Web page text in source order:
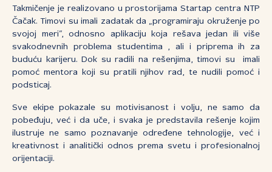
Takmičenje je realizovano u prostorijama Startap centra NTP
Čačak. Timovi su imali zadatak da „programiraju okruženje po
svojoj meri“, odnosno aplikaciju koja rešava jedan ili više
svakodnevnih problema studentima , ali i priprema ih za
buduću karijeru. Dok su radili na rešenjima, timovi su imali
pomoć mentora koji su pratili njihov rad, te nudili pomoć i
podsticaj.
Sve ekipe pokazale su motivisanost i volju, ne samo da
pobeđuju, već i da uče, i svaka je predstavila rešenje kojim
ilustruje ne samo poznavanje određene tehnologije, već i
kreativnost i analitički odnos prema svetu i profesionalnoj
orijentaciji.